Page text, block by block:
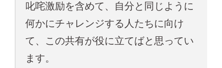
叱咤激励を含めて、自分と同じように
何かにチャレンジする人たちに向け
て、この共有が役に立てばと思ってい
ます。